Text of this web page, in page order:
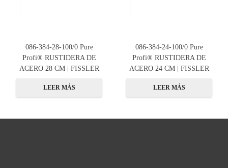
086-384-28-100/0 Pure
Profi® RUSTIDERA DE
ACERO 28 CM | FISSLER
LEER MÁS
086-384-24-100/0 Pure
Profi® RUSTIDERA DE
ACERO 24 CM | FISSLER
LEER MÁS